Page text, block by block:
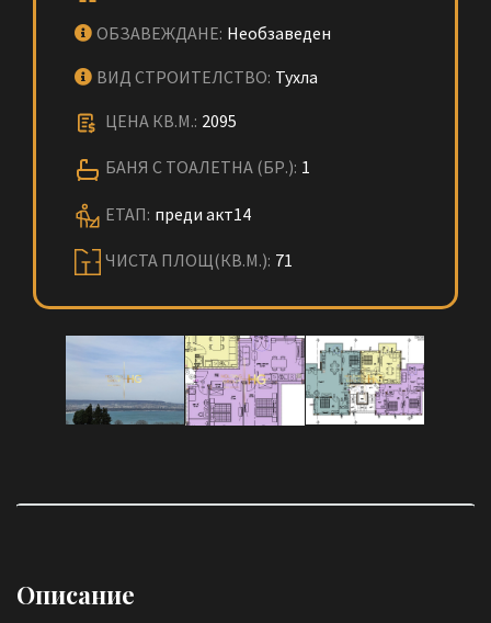
ОБЗАВЕЖДАНЕ: Необзаведен
ВИД СТРОИТЕЛСТВО: Тухла
ЦЕНА КВ.М.: 2095
БАНЯ С ТОАЛЕТНА (БР.): 1
ЕТАП: преди акт14
ЧИСТА ПЛОЩ(КВ.М.): 71
Описание